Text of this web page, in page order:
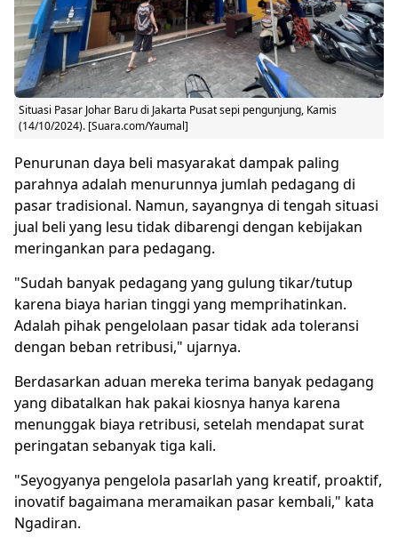
Situasi Pasar Johar Baru di Jakarta Pusat sepi pengunjung, Kamis
(14/10/2024). [Suara.com/Yaumal]
Penurunan daya beli masyarakat dampak paling
parahnya adalah menurunnya jumlah pedagang di
pasar tradisional. Namun, sayangnya di tengah situasi
jual beli yang lesu tidak dibarengi dengan kebijakan
meringankan para pedagang.
"Sudah banyak pedagang yang gulung tikar/tutup
karena biaya harian tinggi yang memprihatinkan.
Adalah pihak pengelolaan pasar tidak ada toleransi
dengan beban retribusi," ujarnya.
Berdasarkan aduan mereka terima banyak pedagang
yang dibatalkan hak pakai kiosnya hanya karena
menunggak biaya retribusi, setelah mendapat surat
peringatan sebanyak tiga kali.
"Seyogyanya pengelola pasarlah yang kreatif, proaktif,
inovatif bagaimana meramaikan pasar kembali," kata
Ngadiran.